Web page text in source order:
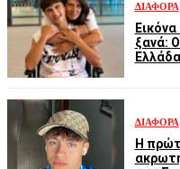
ΔΙΆΦΟΡΑ
ξανά:
ΔΙΆΦΟΡΑ
Η